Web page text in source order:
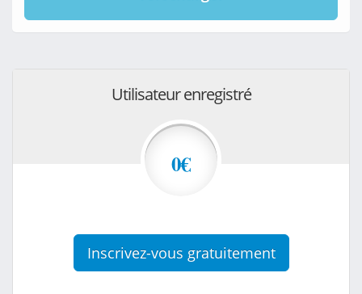
Utilisateur enregistré
0€
Inscrivez-vous gratuitement